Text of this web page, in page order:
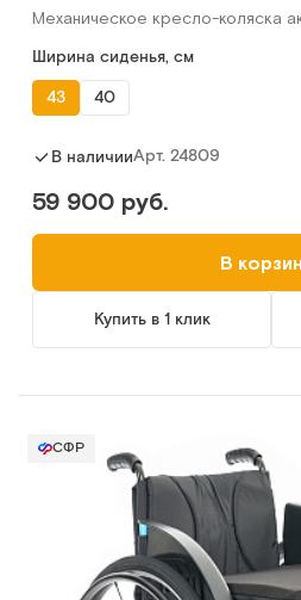
Механическое кресло-коляска
Ширина сиденья, см
43
40
В наличииАрт. 24809
59 900 руб.
В
Купить в 1 клик
СФР